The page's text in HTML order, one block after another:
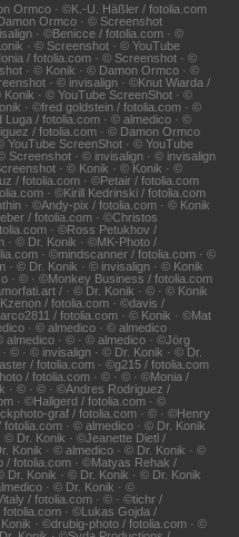
Ormco · ©K.-U. Häßler / fotolia.com
Ormco · © Screenshot
· ©Benicce / fotolia.com · ©
· © Screenshot · © YouTube
/ fotolia.com · © Screenshot · ©
· © Konik · © Damon Ormco · ©
· © invisalign · ©Knut Wiarda /
· © YouTube ScreenShot · ©
· ©fred goldstein / fotolia.com · ©
/ fotolia.com · © almedico · ©
/ fotolia.com · © Damon Ormco
YouTube ScreenShot · © YouTube
Screenshot · © invisalign · © invisalign
· © Konik · © Konik · ©
/ fotolia.com · ©Petair / fotolia.com
· ©Kirill Kedrinski / fotolia.com
· ©Andy-pix / fotolia.com · © Konik
/ fotolia.com · ©Christos
· ©Ross Petukhov /
· © Dr. Konik · ©MK-Photo /
· ©mindscanner / fotolia.com · ©
· © Dr. Konik · © invisalign · © Konik
· © · ©Monkey Business / fotolia.com
/ · © Dr. Konik · © · © Konik
/ fotolia.com · ©davis /
/ fotolia.com · © Konik · ©Mat
· © almedico · © almedico
almedico · © · © almedico · ©Jörg
© · © invisalign · © Dr. Konik · © Dr.
/ fotolia.com · ©g215 / fotolia.com
/ fotolia.com · © · © · ©Monia /
· © · © · ©Andres Rodriguez /
· ©Hallgerd / fotolia.com · ©
graf / fotolia.com · © · ©Henry
· © almedico · © Dr. Konik
© Dr. Konik · ©Jeanette Dietl /
Konik · © almedico · © Dr. Konik · ©
/ fotolia.com · ©Matyas Rehak /
Dr. Konik · © Dr. Konik · © Dr. Konik
· © Dr. Konik · ©
/ fotolia.com · © · ©tichr /
· ©Lukas Gojda /
· ©drubig-photo / fotolia.com · ©